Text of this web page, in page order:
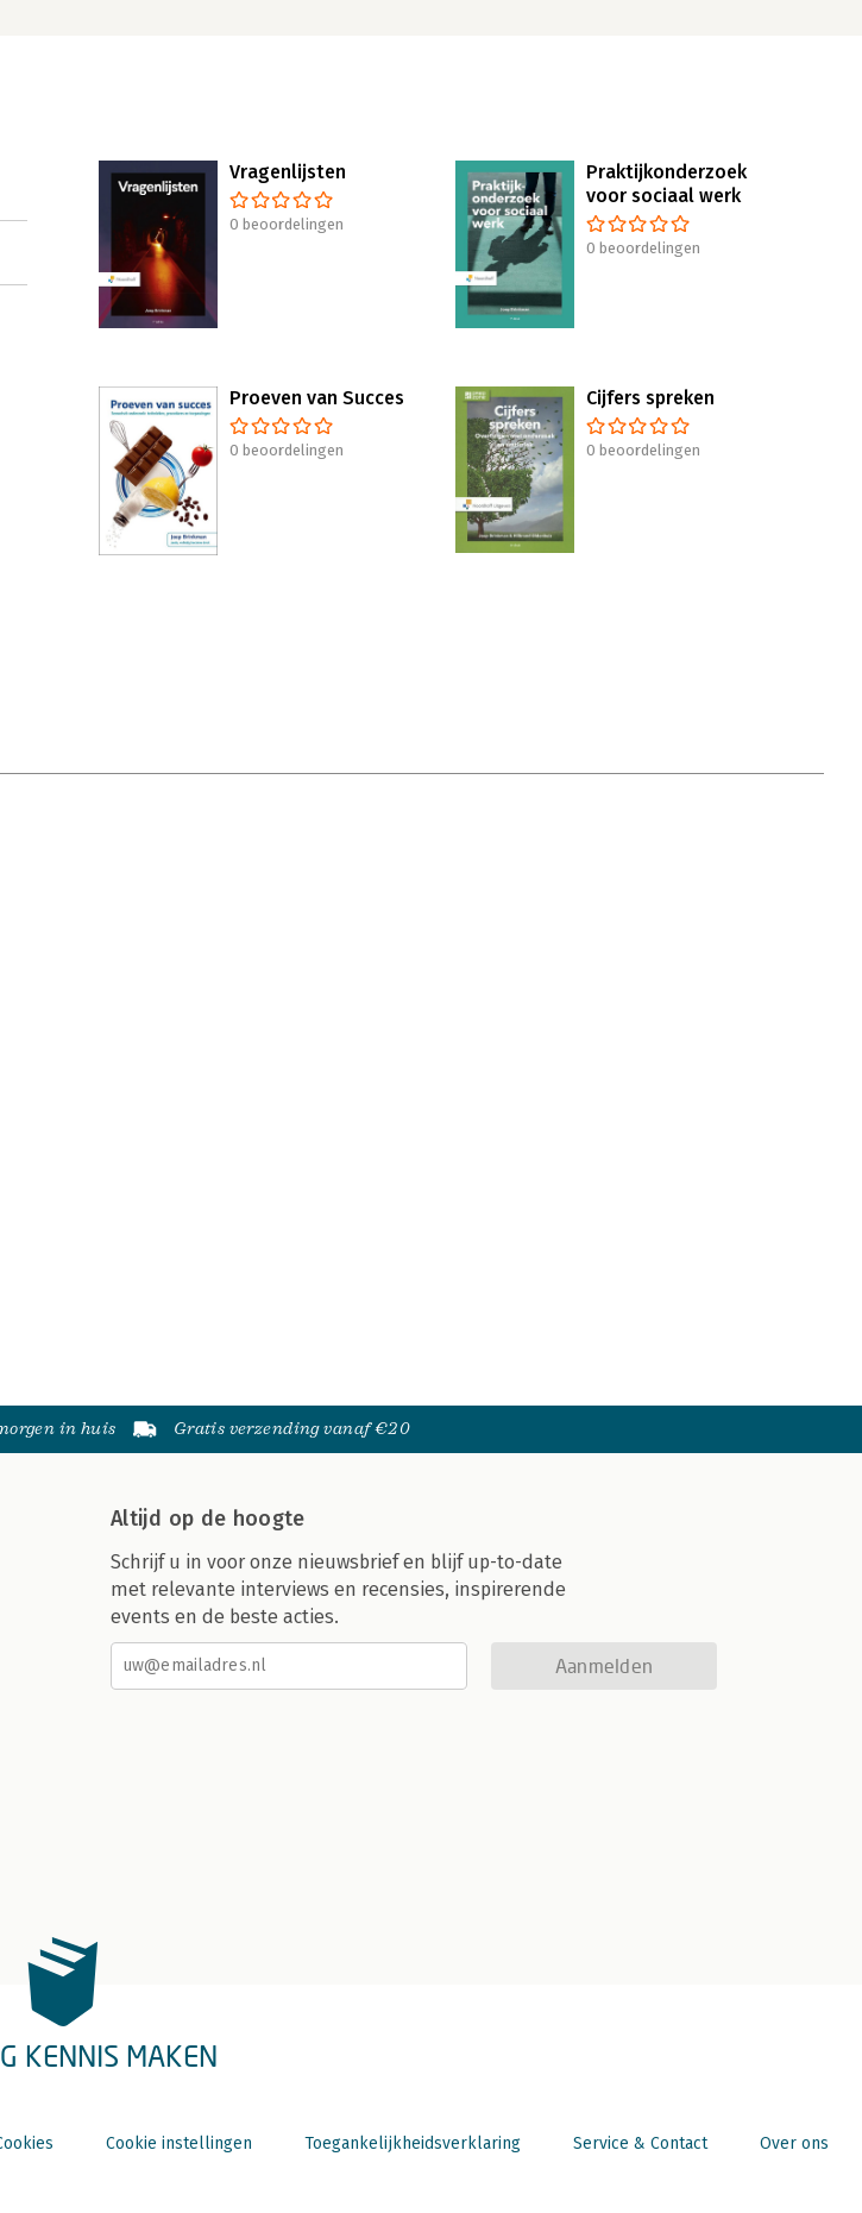
Vragenlijsten
0 beoordelingen
Praktijkonderzoek
voor sociaal werk
0 beoordelingen
Proeven van Succes
0 beoordelingen
Cijfers spreken
0 beoordelingen
in huis Gratis verzending vanaf €20
Altijd op de hoogte
Schrijf u in voor onze nieuwsbrief en blijf up-to-date
met relevante interviews en recensies, inspirerende
events en de beste acties.
Aanmelden
KENNIS MAKEN
Cookie instellingen Toegankelijkheidsverklaring Service & Contact Over ons